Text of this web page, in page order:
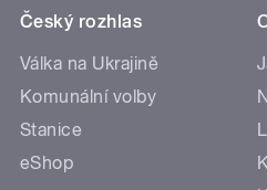
Český rozhlas
Válka na Ukrajině
Komunální volby
Stanice
eShop